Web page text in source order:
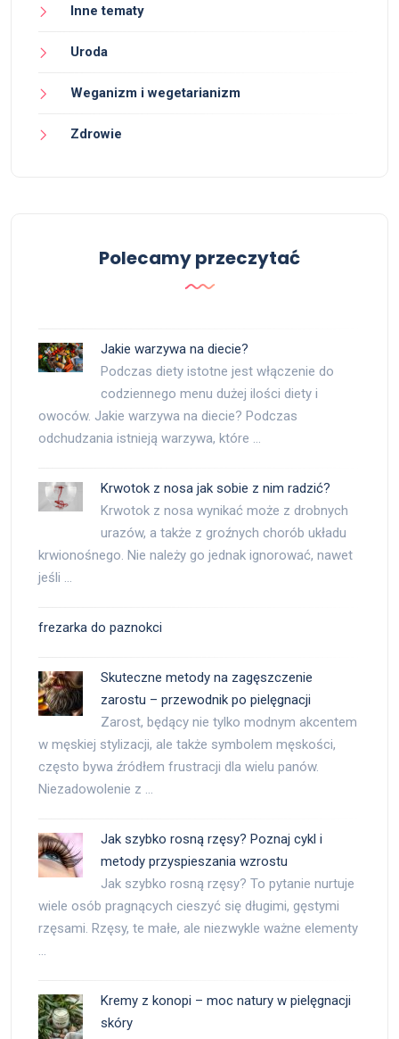
Inne tematy
Uroda
Weganizm i wegetarianizm
Zdrowie
Polecamy przeczytać
Jakie warzywa na diecie?
Podczas diety istotne jest włączenie do
codziennego menu dużej ilości diety i
owoców. Jakie warzywa na diecie? Podczas
odchudzania istnieją warzywa, które …
Krwotok z nosa jak sobie z nim radzić?
Krwotok z nosa wynikać może z drobnych
urazów, a także z groźnych chorób układu
krwionośnego. Nie należy go jednak ignorować, nawet
jeśli …
frezarka do paznokci
Skuteczne metody na zagęszczenie
zarostu – przewodnik po pielęgnacji
Zarost, będący nie tylko modnym akcentem
w męskiej stylizacji, ale także symbolem męskości,
często bywa źródłem frustracji dla wielu panów.
Niezadowolenie z …
Jak szybko rosną rzęsy? Poznaj cykl i
metody przyspieszania wzrostu
Jak szybko rosną rzęsy? To pytanie nurtuje
wiele osób pragnących cieszyć się długimi, gęstymi
rzęsami. Rzęsy, te małe, ale niezwykle ważne elementy
…
Kremy z konopi – moc natury w pielęgnacji
skóry